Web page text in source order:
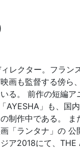
レクター。フラン
画も監督する傍ら
る。 前作の短編
AYESHA」も、国
制作中である。
「ランタナ」の
ア2018にて、